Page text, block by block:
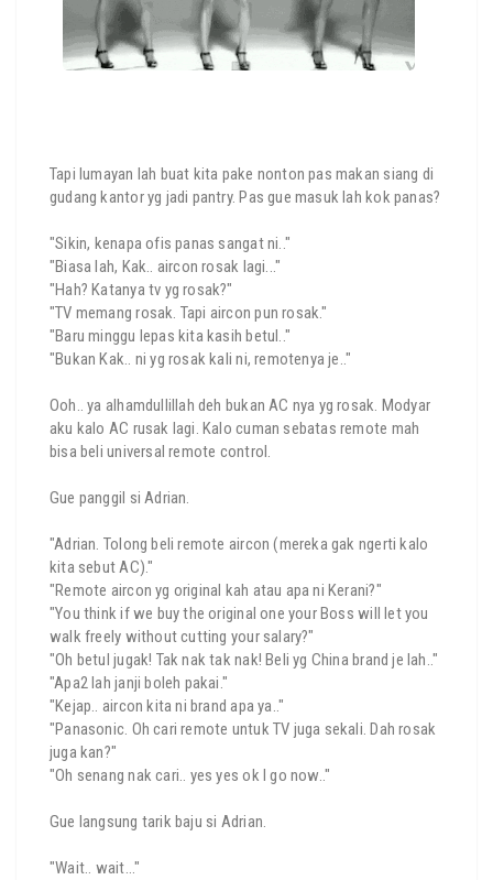
Tapi lumayan lah buat kita pake nonton pas makan siang di
gudang kantor yg jadi pantry. Pas gue masuk lah kok panas?
"Sikin, kenapa ofis panas sangat ni.."
"Biasa lah, Kak.. aircon rosak lagi..."
"Hah? Katanya tv yg rosak?"
"TV memang rosak. Tapi aircon pun rosak."
"Baru minggu lepas kita kasih betul.."
"Bukan Kak.. ni yg rosak kali ni, remotenya je.."
Ooh.. ya alhamdullillah deh bukan AC nya yg rosak. Modyar
aku kalo AC rusak lagi. Kalo cuman sebatas remote mah
bisa beli universal remote control.
Gue panggil si Adrian.
"Adrian. Tolong beli remote aircon (mereka gak ngerti kalo
kita sebut AC)."
"Remote aircon yg original kah atau apa ni Kerani?"
"You think if we buy the original one your Boss will let you
walk freely without cutting your salary?"
"Oh betul jugak! Tak nak tak nak! Beli yg China brand je lah.."
"Apa2 lah janji boleh pakai."
"Kejap.. aircon kita ni brand apa ya.."
"Panasonic. Oh cari remote untuk TV juga sekali. Dah rosak
juga kan?"
"Oh senang nak cari.. yes yes ok I go now.."
Gue langsung tarik baju si Adrian.
"Wait.. wait..."